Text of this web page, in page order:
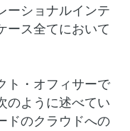
ーショナルインテ
ース全てにおいて
ト・オフィサーで
のように述べてい
ドのクラウドへの